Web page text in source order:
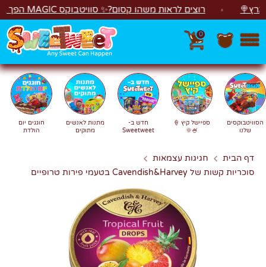
דלג רוצים לראות משהו קסום?✨ סוויטבוקס MAGIC הפך ל"מכונת משחקים"! 🎁🕹️
0
חפשחיפוש
הסוויטבוקסים
שלנו
ספיישל קיץ 🍦
🍧🌞
חדש ב-
Sweetweet
מתנות לאנשים
מתוקים
חוגגים יום
הולדת
דף הבית
חגיגות עצמאות
סוכריות קשות של Cavendish&Harvey בטעמי פירות טרופיים